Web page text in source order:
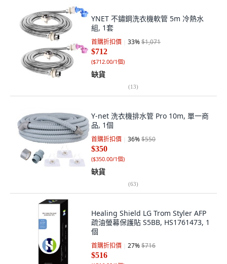
YNET 不鏽鋼洗衣機軟管 5m 冷熱水
組, 1套
首購折扣價 33%$1,071
$712
($712.00/1個)
缺貨
(13)
Y-net 洗衣機排水管 Pro 10m, 單一商
品, 1個
首購折扣價 36%$550
$350
($350.00/1個)
缺貨
(63)
Healing Shield LG Trom Styler AFP
疏油螢幕保護貼 S5BB, HS1761473, 1
個
首購折扣價 27%$716
$516